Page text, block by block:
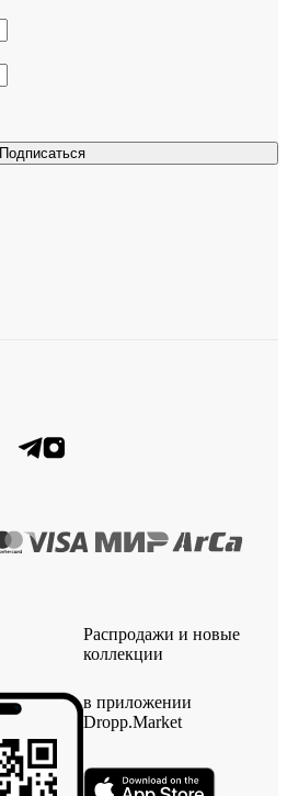
Подписаться
Распродажи и новые
коллекции
в приложении
Dropp.Market